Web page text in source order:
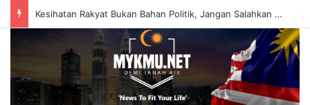
Kesihatan Rakyat Bukan Bahan Politik, Jangan Salahkan Onn Hafiz – Haslinda Salleh